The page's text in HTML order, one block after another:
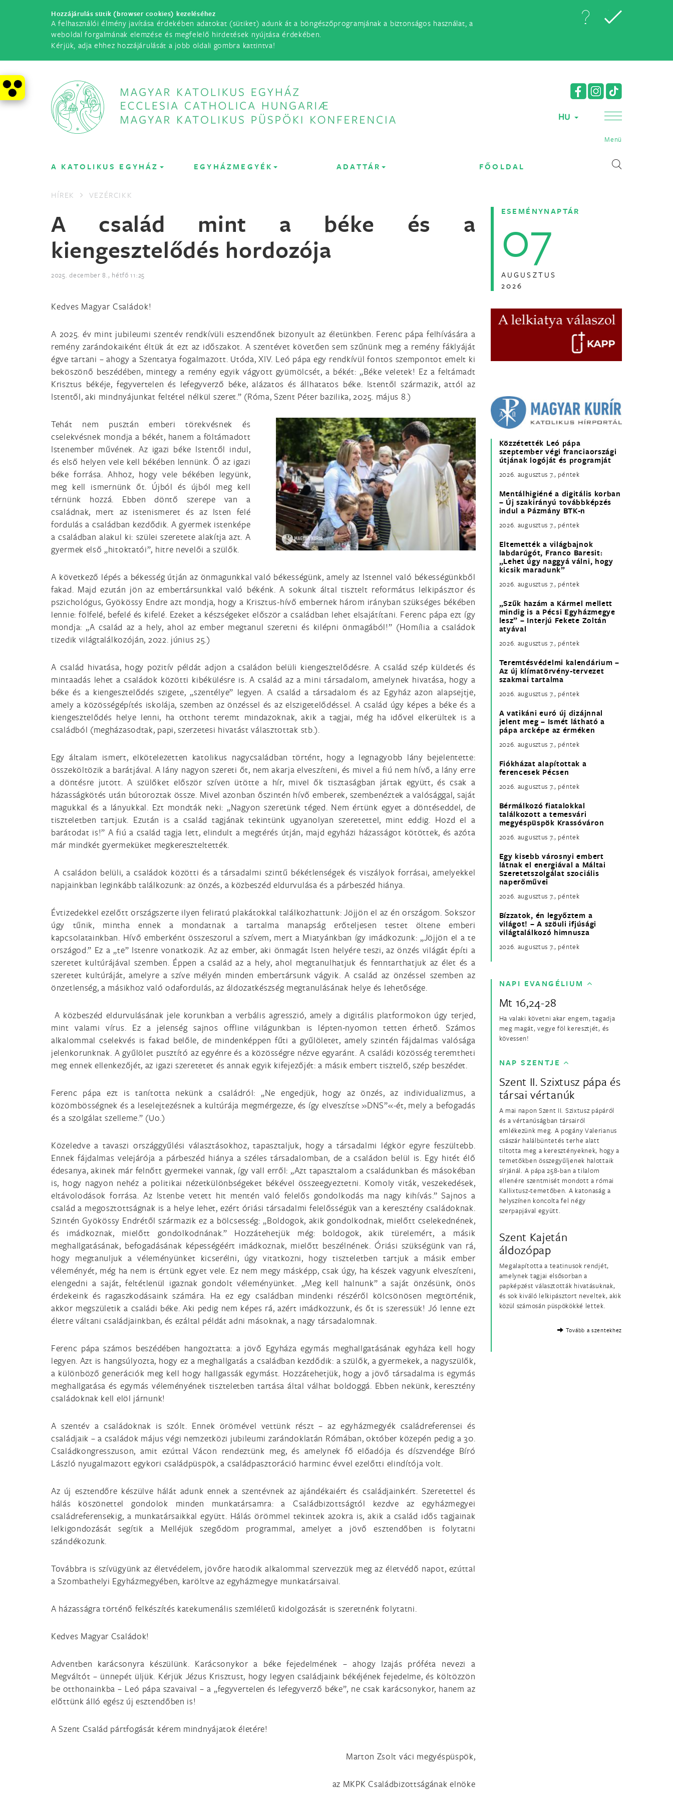
Hozzájárulás sütik (browser cookies) kezeléséhez
A felhasználói élmény javítása érdekében adatokat (sütiket) adunk át a böngészőprogramjának a biztonságos használat, a
weboldal forgalmának elemzése és megfelelő hirdetések nyújtása érdekében.
Kérjük, adja ehhez hozzájárulását a jobb oldali gombra kattintva!
HU
Menü
A KATOLIKUS EGYHÁZ EGYHÁZMEGYÉK ADATTÁR FŐOLDAL
HÍREK VEZÉRCIKK
A család mint a béke és a
kiengesztelődés hordozója
2025. december 8., hétfő 11:25
Kedves Magyar Családok!
A 2025. év mint jubileumi szentév rendkívüli esztendőnek bizonyult az életünkben. Ferenc pápa felhívására a
remény zarándokaiként éltük át ezt az időszakot. A szentévet követően sem szűnünk meg a remény fáklyáját
égve tartani – ahogy a Szentatya fogalmazott. Utóda, XIV. Leó pápa egy rendkívül fontos szempontot emelt ki
beköszönő beszédében, mintegy a remény egyik vágyott gyümölcsét, a békét: „Béke veletek! Ez a feltámadt
Krisztus békéje, fegyvertelen és lefegyverző béke, alázatos és állhatatos béke. Istentől származik, attól az
Istentől, aki mindnyájunkat feltétel nélkül szeret.” (Róma, Szent Péter bazilika, 2025. május 8.)
Tehát nem pusztán emberi törekvésnek és
cselekvésnek mondja a békét, hanem a föltámadott
Istenember művének. Az igazi béke Istentől indul,
és első helyen vele kell békében lennünk. Ő az igazi
béke forrása. Ahhoz, hogy vele békében legyünk,
meg kell ismernünk őt. Újból és újból meg kell
térnünk hozzá. Ebben döntő szerepe van a
családnak, mert az istenismeret és az Isten felé
fordulás a családban kezdődik. A gyermek istenképe
a családban alakul ki: szülei szeretete alakítja azt. A
gyermek első „hitoktatói”, hitre nevelői a szülők.
A következő lépés a békesség útján az önmagunkkal való békességünk, amely az Istennel való békességünkből
fakad. Majd ezután jön az embertársunkkal való békénk. A sokunk által tisztelt református lelkipásztor és
pszichológus, Gyökössy Endre azt mondja, hogy a Krisztus-hívő embernek három irányban szükséges békében
lennie: fölfelé, befelé és kifelé. Ezeket a készségeket először a családban lehet elsajátítani. Ferenc pápa ezt így
mondja: „A család az a hely, ahol az ember megtanul szeretni és kilépni önmagából!” (Homília a családok
tizedik világtalálkozóján, 2022. június 25.)
A család hivatása, hogy pozitív példát adjon a családon belüli kiengesztelődésre. A család szép küldetés és
mintaadás lehet a családok közötti kibékülésre is. A család az a mini társadalom, amelynek hivatása, hogy a
béke és a kiengesztelődés szigete, „szentélye” legyen. A család a társadalom és az Egyház azon alapsejtje,
amely a közösségépítés iskolája, szemben az önzéssel és az elszigetelődéssel. A család úgy képes a béke és a
kiengesztelődés helye lenni, ha otthont teremt mindazoknak, akik a tagjai, még ha idővel elkerültek is a
családból (megházasodtak, papi, szerzetesi hivatást választottak stb.).
Egy általam ismert, elkötelezetten katolikus nagycsaládban történt, hogy a legnagyobb lány bejelentette:
összeköltözik a barátjával. A lány nagyon szereti őt, nem akarja elveszíteni, és mivel a fiú nem hívő, a lány erre
a döntésre jutott. A szülőket először szíven ütötte a hír, mivel ők tisztaságban jártak együtt, és csak a
házasságkötés után bútoroztak össze. Mivel azonban őszintén hívő emberek, szembenéztek a valósággal, saját
magukkal és a lányukkal. Ezt mondták neki: „Nagyon szeretünk téged. Nem értünk egyet a döntéseddel, de
tiszteletben tartjuk. Ezután is a család tagjának tekintünk ugyanolyan szeretettel, mint eddig. Hozd el a
barátodat is!” A fiú a család tagja lett, elindult a megtérés útján, majd egyházi házasságot kötöttek, és azóta
már mindkét gyermeküket megkereszteltették.
A családon belüli, a családok közötti és a társadalmi szintű békétlenségek és viszályok forrásai, amelyekkel
napjainkban leginkább találkozunk: az önzés, a közbeszéd eldurvulása és a párbeszéd hiánya.
Évtizedekkel ezelőtt országszerte ilyen feliratú plakátokkal találkozhattunk: Jöjjön el az én országom. Sokszor
úgy tűnik, mintha ennek a mondatnak a tartalma manapság erőteljesen testet öltene emberi
kapcsolatainkban. Hívő emberként összeszorul a szívem, mert a Miatyánkban így imádkozunk: „Jöjjön el a te
országod.” Ez a „te” Istenre vonatkozik. Az az ember, aki önmagát Isten helyére teszi, az önzés világát építi a
szeretet kultúrájával szemben. Éppen a család az a hely, ahol megtanulhatjuk és fenntarthatjuk az élet és a
szeretet kultúráját, amelyre a szíve mélyén minden embertársunk vágyik. A család az önzéssel szemben az
önzetlenség, a másikhoz való odafordulás, az áldozatkészség megtanulásának helye és lehetősége.
A közbeszéd eldurvulásának jele korunkban a verbális agresszió, amely a digitális platformokon úgy terjed,
mint valami vírus. Ez a jelenség sajnos offline világunkban is lépten-nyomon tetten érhető. Számos
alkalommal cselekvés is fakad belőle, de mindenképpen fűti a gyűlöletet, amely szintén fájdalmas valósága
jelenkorunknak. A gyűlölet pusztító az egyénre és a közösségre nézve egyaránt. A családi közösség teremtheti
meg ennek ellenkezőjét, az igazi szeretetet és annak egyik kifejezőjét: a másik embert tisztelő, szép beszédet.
Ferenc pápa ezt is tanította nekünk a családról: „Ne engedjük, hogy az önzés, az individualizmus, a
közömbösségnek és a leselejtezésnek a kultúrája megmérgezze, és így elveszítse »DNS”«-ét, mely a befogadás
és a szolgálat szelleme.” (Uo.)
Közeledve a tavaszi országgyűlési választásokhoz, tapasztaljuk, hogy a társadalmi légkör egyre feszültebb.
Ennek fájdalmas velejárója a párbeszéd hiánya a széles társadalomban, de a családon belül is. Egy hitét élő
édesanya, akinek már felnőtt gyermekei vannak, így vall erről: „Azt tapasztalom a családunkban és másokéban
is, hogy nagyon nehéz a politikai nézetkülönbségeket békével összeegyeztetni. Komoly viták, veszekedések,
eltávolodások forrása. Az Istenbe vetett hit mentén való felelős gondolkodás ma nagy kihívás.” Sajnos a
család a megosztottságnak is a helye lehet, ezért óriási társadalmi felelősségük van a keresztény családoknak.
Szintén Gyökössy Endrétől származik ez a bölcsesség: „Boldogok, akik gondolkodnak, mielőtt cselekednének,
és imádkoznak, mielőtt gondolkodnának.” Hozzátehetjük még: boldogok, akik türelemért, a másik
meghallgatásának, befogadásának képességéért imádkoznak, mielőtt beszélnének. Óriási szükségünk van rá,
hogy megtanuljuk a véleményünket kicserélni, úgy vitatkozni, hogy tiszteletben tartjuk a másik ember
véleményét, még ha nem is értünk egyet vele. Ez nem megy másképp, csak úgy, ha készek vagyunk elveszíteni,
elengedni a saját, feltétlenül igaznak gondolt véleményünket. „Meg kell halnunk” a saját önzésünk, önös
érdekeink és ragaszkodásaink számára. Ha ez egy családban mindenki részéről kölcsönösen megtörténik,
akkor megszületik a családi béke. Aki pedig nem képes rá, azért imádkozzunk, és őt is szeressük! Jó lenne ezt
életre váltani családjainkban, és ezáltal példát adni másoknak, a nagy társadalomnak.
Ferenc pápa számos beszédében hangoztatta: a jövő Egyháza egymás meghallgatásának egyháza kell hogy
legyen. Azt is hangsúlyozta, hogy ez a meghallgatás a családban kezdődik: a szülők, a gyermekek, a nagyszülők,
a különböző generációk meg kell hogy hallgassák egymást. Hozzátehetjük, hogy a jövő társadalma is egymás
meghallgatása és egymás véleményének tiszteletben tartása által válhat boldoggá. Ebben nekünk, keresztény
családoknak kell elöl járnunk!
A szentév a családoknak is szólt. Ennek örömével vettünk részt – az egyházmegyék családreferensei és
családjaik – a családok május végi nemzetközi jubileumi zarándoklatán Rómában, október közepén pedig a 30.
Családkongresszuson, amit ezúttal Vácon rendeztünk meg, és amelynek fő előadója és díszvendége Bíró
László nyugalmazott egykori családpüspök, a családpasztoráció harminc évvel ezelőtti elindítója volt.
Az új esztendőre készülve hálát adunk ennek a szentévnek az ajándékaiért és családjainkért. Szeretettel és
hálás köszönettel gondolok minden munkatársamra: a Családbizottságtól kezdve az egyházmegyei
családreferensekig, a munkatársaikkal együtt. Hálás örömmel tekintek azokra is, akik a család idős tagjainak
lelkigondozását segítik a Melléjük szegődöm programmal, amelyet a jövő esztendőben is folytatni
szándékozunk.
Továbbra is szívügyünk az életvédelem, jövőre hatodik alkalommal szervezzük meg az életvédő napot, ezúttal
a Szombathelyi Egyházmegyében, karöltve az egyházmegye munkatársaival.
A házasságra történő felkészítés katekumenális szemléletű kidolgozását is szeretnénk folytatni.
Kedves Magyar Családok!
Adventben karácsonyra készülünk. Karácsonykor a béke fejedelmének – ahogy Izajás próféta nevezi a
Megváltót – ünnepét üljük. Kérjük Jézus Krisztust, hogy legyen családjaink békéjének fejedelme, és költözzön
be otthonainkba – Leó pápa szavaival – a „fegyvertelen és lefegyverző béke”, ne csak karácsonykor, hanem az
előttünk álló egész új esztendőben is!
A Szent Család pártfogását kérem mindnyájatok életére!
Marton Zsolt váci megyéspüspök,
az MKPK Családbizottságának elnöke
ESEMÉNYNAPTÁR
07
AUGUSZTUS
2026
Közzétették Leó pápa
szeptember végi franciaországi
útjának logóját és programját
2026. augusztus 7., péntek
Mentálhigiéné a digitális korban
– Új szakirányú továbbképzés
indul a Pázmány BTK-n
2026. augusztus 7., péntek
Eltemették a világbajnok
labdarúgót, Franco Baresit:
„Lehet úgy naggyá válni, hogy
kicsik maradunk”
2026. augusztus 7., péntek
„Szűk hazám a Kármel mellett
mindig is a Pécsi Egyházmegye
lesz” – Interjú Fekete Zoltán
atyával
2026. augusztus 7., péntek
Teremtésvédelmi kalendárium –
Az új klímatörvény-tervezet
szakmai tartalma
2026. augusztus 7., péntek
A vatikáni euró új dizájnnal
jelent meg – Ismét látható a
pápa arcképe az érméken
2026. augusztus 7., péntek
Fiókházat alapítottak a
ferencesek Pécsen
2026. augusztus 7., péntek
Bérmálkozó fiatalokkal
találkozott a temesvári
megyéspüspök Krassóváron
2026. augusztus 7., péntek
Egy kisebb városnyi embert
látnak el energiával a Máltai
Szeretetszolgálat szociális
naperőművei
2026. augusztus 7., péntek
Bízzatok, én legyőztem a
világot! – A szöuli ifjúsági
világtalálkozó himnusza
2026. augusztus 7., péntek
NAPI EVANGÉLIUM
Mt 16,24-28
Ha valaki követni akar engem, tagadja
meg magát, vegye föl keresztjét, és
kövessen!
NAP SZENTJE
Szent II. Szixtusz pápa és
társai vértanúk
A mai napon Szent II. Szixtusz pápáról
és a vértanúságban társairól
emlékezünk meg. A pogány Valerianus
császár halálbüntetés terhe alatt
tiltotta meg a keresztényeknek, hogy a
temetőkben összegyűljenek halottaik
sírjánál. A pápa 258-ban a tilalom
ellenére szentmisét mondott a római
Kallixtusz-temetőben. A katonaság a
helyszínen koncolta fel négy
szerpapjával együtt.
Szent Kajetán
áldozópap
Megalapította a teatinusok rendjét,
amelynek tagjai elsősorban a
papképzést választották hivatásuknak,
és sok kiváló lelkipásztort neveltek, akik
közül számosán püspökökké lettek.
Tovább a szentekhez